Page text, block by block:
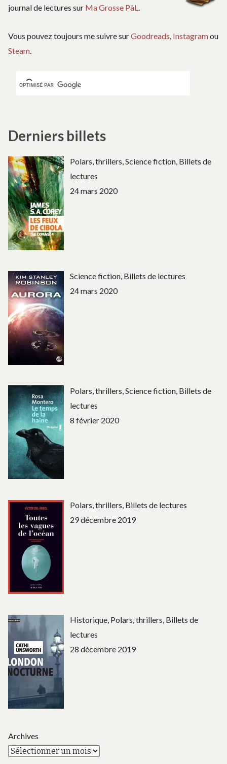
journal de lectures sur Ma Grosse PàL.
Vous pouvez toujours me suivre surGoodreads Instagramou
Steam
Derniers billets
Polars, thrillers, Science fiction, Billets de
lectures
24 mars 2020
Science fiction, Billets de lectures
24 mars 2020
Polars, thrillers, Science fiction, Billets de
lectures
8 février 2020
Polars, thrillers, Billets de lectures
29 décembre 2019
Historique, Polars, thrillers, Billets de
lectures
28 décembre 2019
Archives